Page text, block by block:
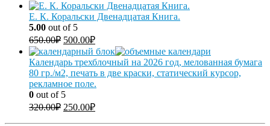
Е. К. Коральски Двенадцатая Книга.
5.00 out of 5
650.00₽ 500.00₽
Календарь трехблочный на 2026 год, мелованная бумага
80 гр./м2, печать в две краски, статический курсор,
рекламное поле.
0 out of 5
320.00₽ 250.00₽